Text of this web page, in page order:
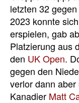
letzten 32
2023 konnte
erspielen, gab
Platzierung aus
den UK Open.
gegen den
verlor dann
Kanadier Matt